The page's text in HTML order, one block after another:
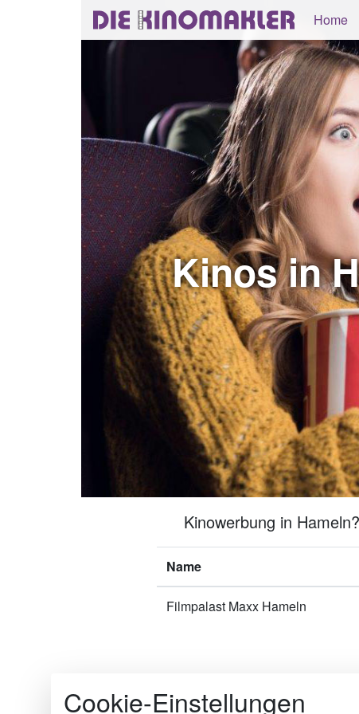
Home
Kinos in
Kinowerbung in
Name
Filmpalast Maxx Hameln
Die Kinomakler
Cookie-Einstellungen